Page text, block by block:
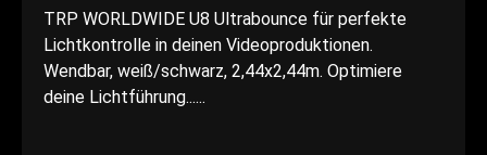
TRP WORLDWIDE U8 Ultrabounce für perfekte
Lichtkontrolle in deinen Videoproduktionen.
Wendbar, weiß/schwarz, 2,44x2,44m. Optimiere
deine Lichtführung......